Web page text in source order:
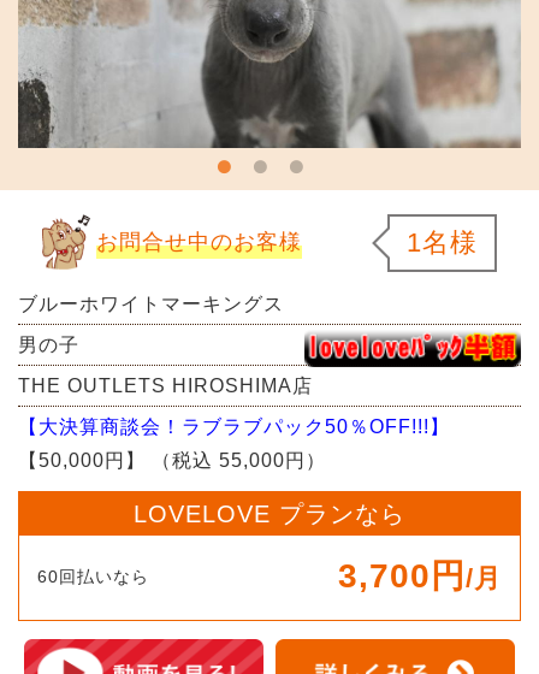
お問合せ中のお客様 1名様
ブルーホワイトマーキングス
男の子
THE OUTLETS HIROSHIMA店
【大決算商談会！ラブラブパック50％OFF!!!】
【50,000円】
（税込 55,000円）
LOVELOVE プランなら
60回払いなら 3,700円 /月